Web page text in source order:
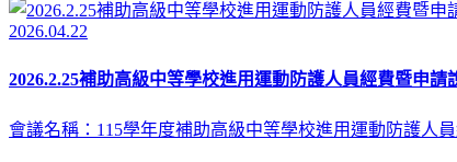
2026.04.22
2026.2.25補助高級中等學校進用運動防護人員經費暨申請
會議名稱：115學年度補助高級中等學校進用運動防護人